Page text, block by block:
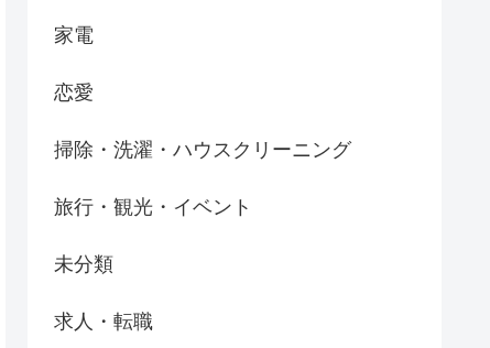
家電
恋愛
掃除・洗濯・ハウスクリーニング
旅行・観光・イベント
未分類
求人・転職